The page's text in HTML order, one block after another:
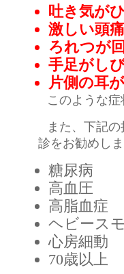
吐き気が
激しい頭
ろれつが
手足がし
片側の耳
このような
また、下記
診をお勧めし
糖尿病
高血圧
高脂血症
ヘビース
心房細動
70歳以上